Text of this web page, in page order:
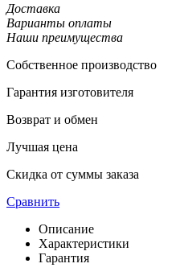
Доставка
Варианты оплаты
Наши преимущества
Собственное производство
Гарантия изготовителя
Возврат и обмен
Лучшая цена
Скидка от суммы заказа
Сравнить
Описание
Характеристики
Гарантия